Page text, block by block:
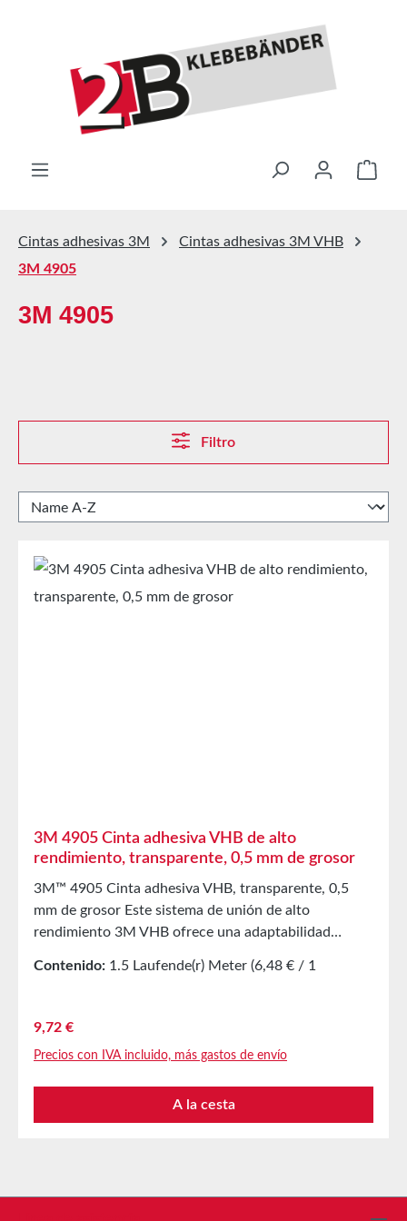
El
Cintas adhesivas 3M
Cintas adhesivas 3M VHB
3M 4905
3M 4905
Filtro
3M 4905 Cinta adhesiva VHB de alto
rendimiento, transparente, 0,5 mm de grosor
3M™ 4905 Cinta adhesiva VHB, transparente, 0,5
mm de grosor Este sistema de unión de alto
rendimiento 3M VHB ofrece una adaptabilidad
conexiones completas y sin tensiones incluso en
buena resistencia a impactos a bajas temperaturas,
Además, presenta buena resistencia al
amarillamiento por UV, a muchos productos
químicos y excelente durabilidad y resistencia a la
se recomienda el uso del Silan Glass Primer de 3M.
Contenido: 1.5 Laufende(r) Meter (6,48 € / 1
Precio normal:
9,72 €
Precios con IVA incluido, más gastos de envío
A la cesta